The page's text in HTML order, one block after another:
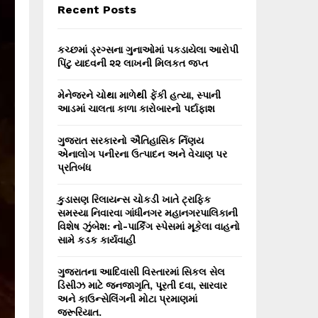
h
o
r
Recent Posts
કચ્છમાં ડ્રગ્સના ગુનાઓમાં પકડાયેલા આરોપી
પિંટુ યાદવની ૨૨ લાખની મિલકત જપ્ત
મેનેજરને ચોથા માળેથી ફેંકી હત્યા, સ્પાની
આડમાં ચાલતા કાળા કારોબારનો પર્દાફાશ
ગુજરાત સરકારનો ઐતિહાસિક ર્નિણય
એનાલોગ પનીરના ઉત્પાદન અને વેચાણ પર
પ્રતિબંધ
કુડાસણ રિલાયન્સ ચોકડી ખાતે ટ્રાફિક
સમસ્યા નિવારવા ગાંધીનગર મહાનગરપાલિકાની
વિશેષ ઝુંબેશ: નો-પાર્કિંગ સ્પેસમાં મૂકેલા વાહનો
સામે કડક કાર્યવાહી
ગુજરાતના આદિવાસી વિસ્તારમાં સિકલ સેલ
ડિસીઝ માટે જનજાગૃતિ, પૂરતી દવા, સારવાર
અને કાઉન્સેલિંગની મોટા પ્રમાણમાં
જરૂરિયાત.